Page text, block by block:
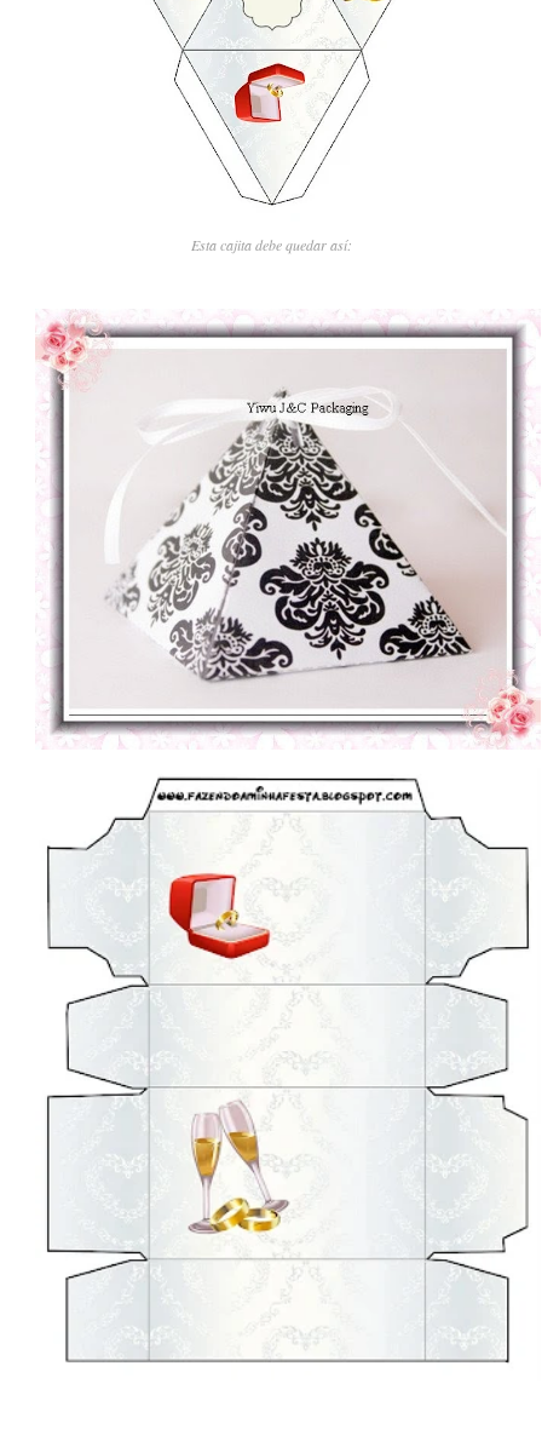
Esta cajita debe quedar así: